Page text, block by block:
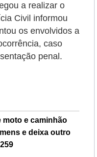
a realizar o
Civil informou
os envolvidos a
caso
penal.
moto e caminhão
e deixa outro